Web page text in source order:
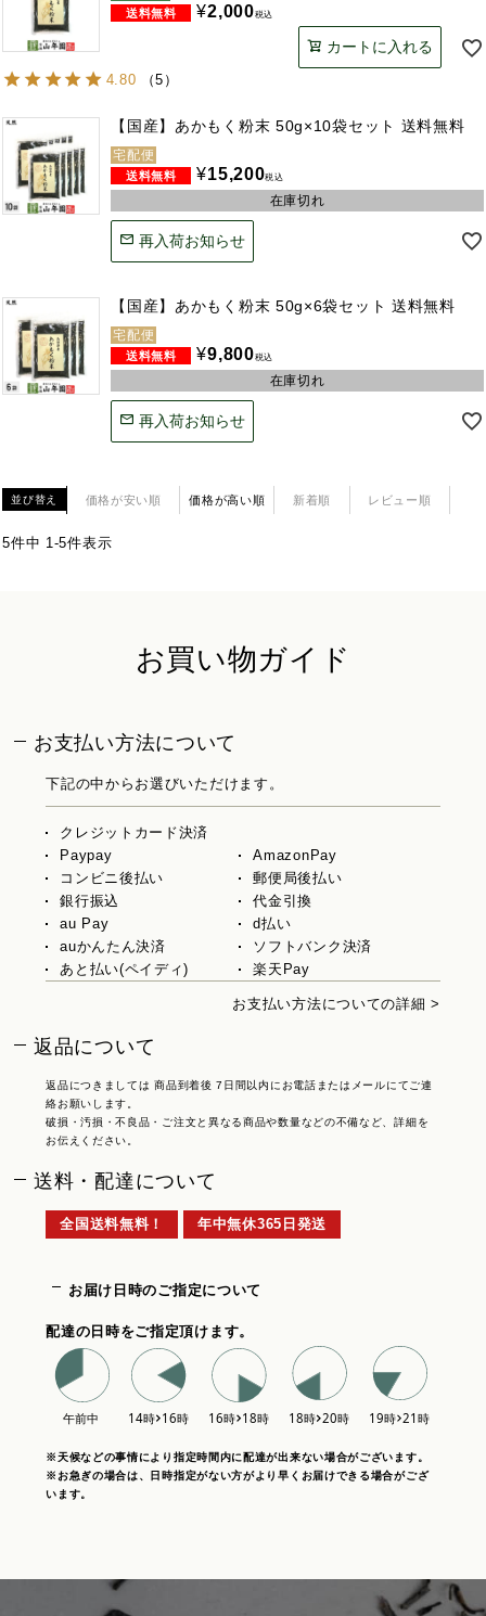
¥2,000税込
カートに入れる
4.80 （5 ）
【国産】あかもく粉末 50g×10袋セット 送料無料
宅配便
¥15,200税込
在庫切れ
再入荷お知らせ
【国産】あかもく粉末 50g×6袋セット 送料無料
宅配便
¥9,800税込
在庫切れ
再入荷お知らせ
並び替え 価格が安い順 価格が高い順 新着順 レビュー順
5件中 1 -5件表示
お買い物ガイド
お支払い方法について
下記の中からお選びいただけます。
クレジットカード決済
Paypay
AmazonPay
コンビニ後払い
郵便局後払い
銀行振込
代金引換
au Pay
d払い
auかんたん決済
ソフトバンク決済
あと払い(ペイディ)
楽天Pay
お支払い方法についての詳細 >
返品について
返品につきましては 商品到着後 7日間以内にお電話またはメールにてご連
絡お願いします。
破損・汚損・不良品・ご注文と異なる商品や数量などの不備など、詳細を
お伝えください。
送料・配達について
全国送料無料！ 年中無休365日発送
お届け日時のご指定について
配達の日時をご指定頂けます。
※天候などの事情により指定時間内に配達が出来ない場合がございます。
※お急ぎの場合は、日時指定がない方がより早くお届けできる場合がござ
います。